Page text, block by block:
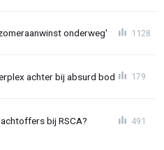
onderweg' 1128
achter bij absurd bod 179
bij RSCA? 491